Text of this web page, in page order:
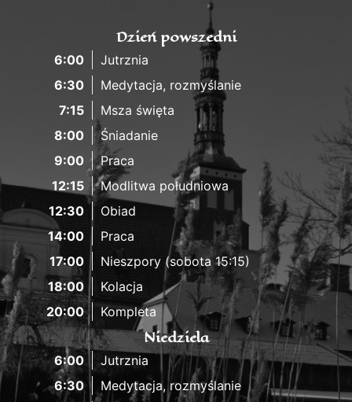
Dzień powszedni
6:00
Jutrznia
6:30
Medytacja, rozmyślanie
7:15
Msza święta
8:00
Śniadanie
9:00
Praca
12:15
Modlitwa południowa
12:30
Obiad
14:00
Praca
17:00
Nieszpory (sobota 15:15)
18:00
Kolacja
20:00
Kompleta
Niedziela
6:00
Jutrznia
6:30
Medytacja, rozmyślanie